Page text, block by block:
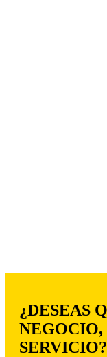
¿DESEAS
NEGOCIO,
SERVICIO?